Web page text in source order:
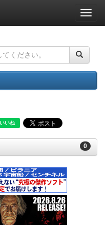
ナ
ビ
ー
ョ
ン
0